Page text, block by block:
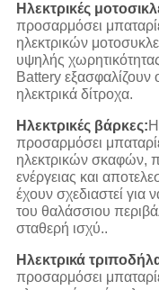
Ηλεκτρικές
προσαρμόσει
ηλεκτρικών
υψηλής
Battery εξασφαλίζουν
ηλεκτρικά δίτροχα.
Ηλεκτρικές βάρκες:
προσαρμόσει
ηλεκτρικών σκαφών,
ενέργειας και
έχουν σχεδιαστεί για
του θαλάσσιου
σταθερή ισχύ..
Ηλεκτρικά
προσαρμόσει